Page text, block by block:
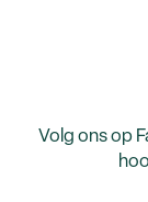
Volg ons op